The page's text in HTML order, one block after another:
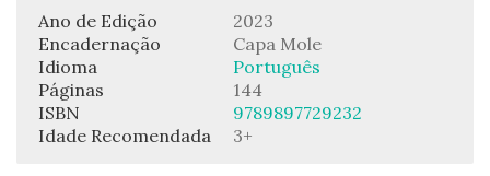
Ano de Edição
2023
Encadernação
Capa Mole
Idioma
Português
Páginas
144
ISBN
9789897729232
Idade Recomendada
3+